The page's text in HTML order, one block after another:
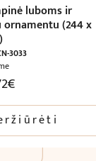
luboms ir
ornamentu (244 x
3033
€